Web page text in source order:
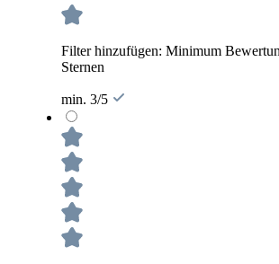
Filter hinzufügen: Minimum
Sternen
min. 3/5